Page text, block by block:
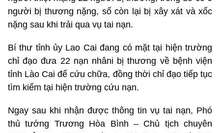
người bị thương nặng, số còn lại bị xây xát và xốc
nặng sau khi trải qua vụ tai nạn.
Bí thư tỉnh ủy Lao Cai đang có mặt tại hiện trường
chỉ đạo đưa 22 nạn nhâni bị thương về bệnh viện
tỉnh Lào Cai để cứu chữa, đồng thời chỉ đạo tiếp tục
tìm kiếm tại hiện trường cứu nạn.
Ngay sau khi nhận được thông tin vụ tai nạn, Phó
thủ tướng Trương Hòa Bình – Chủ tịch chuyên